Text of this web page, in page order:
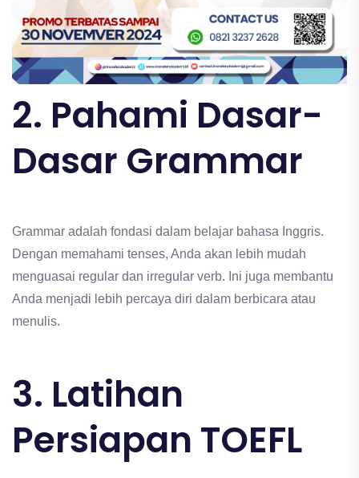
2. Pahami Dasar-
Dasar Grammar
Grammar adalah fondasi dalam belajar bahasa Inggris.
Dengan memahami tenses, Anda akan lebih mudah
menguasai regular dan irregular verb. Ini juga membantu
Anda menjadi lebih percaya diri dalam berbicara atau
menulis.
3. Latihan
Persiapan TOEFL